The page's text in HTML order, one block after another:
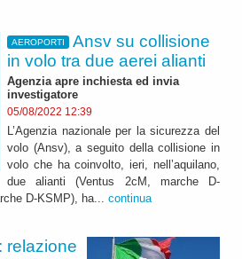
AEROPORTI
Ansv su collisione
in volo tra due aerei alianti
Agenzia apre inchiesta ed invia
investigatore
05/08/2022 12:39
L’Agenzia nazionale per la sicurezza del
volo (Ansv), a seguito della collisione in
volo che ha coinvolto, ieri, nell’aquilano,
due alianti (Ventus 2cM, marche D-
D-KSMP), ha... continua
relazione